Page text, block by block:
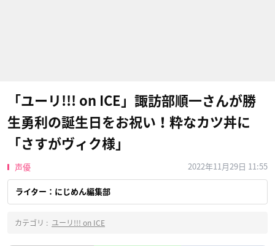
「ユーリ!!! on ICE」諏訪部順一さんが勝
生勇利の誕生日をお祝い！粋なカツ丼に
「さすがヴィク様」
声優 2022年11月29日 11:55
ライター：にじめん編集部
カテゴリ : ユーリ!!! on ICE